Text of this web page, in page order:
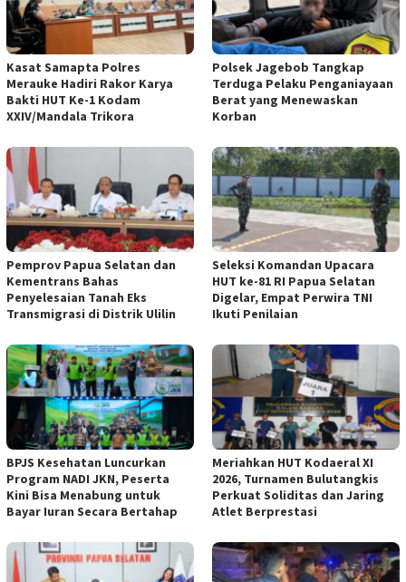
Kasat Samapta Polres
Merauke Hadiri Rakor Karya
Bakti HUT Ke-1 Kodam
XXIV/Mandala Trikora
Polsek Jagebob Tangkap
Terduga Pelaku Penganiayaan
Berat yang Menewaskan
Korban
Pemprov Papua Selatan dan
Kementrans Bahas
Penyelesaian Tanah Eks
Transmigrasi di Distrik Ulilin
Seleksi Komandan Upacara
HUT ke-81 RI Papua Selatan
Digelar, Empat Perwira TNI
Ikuti Penilaian
BPJS Kesehatan Luncurkan
Program NADI JKN, Peserta
Kini Bisa Menabung untuk
Bayar Iuran Secara Bertahap
Meriahkan HUT Kodaeral XI
2026, Turnamen Bulutangkis
Perkuat Soliditas dan Jaring
Atlet Berprestasi